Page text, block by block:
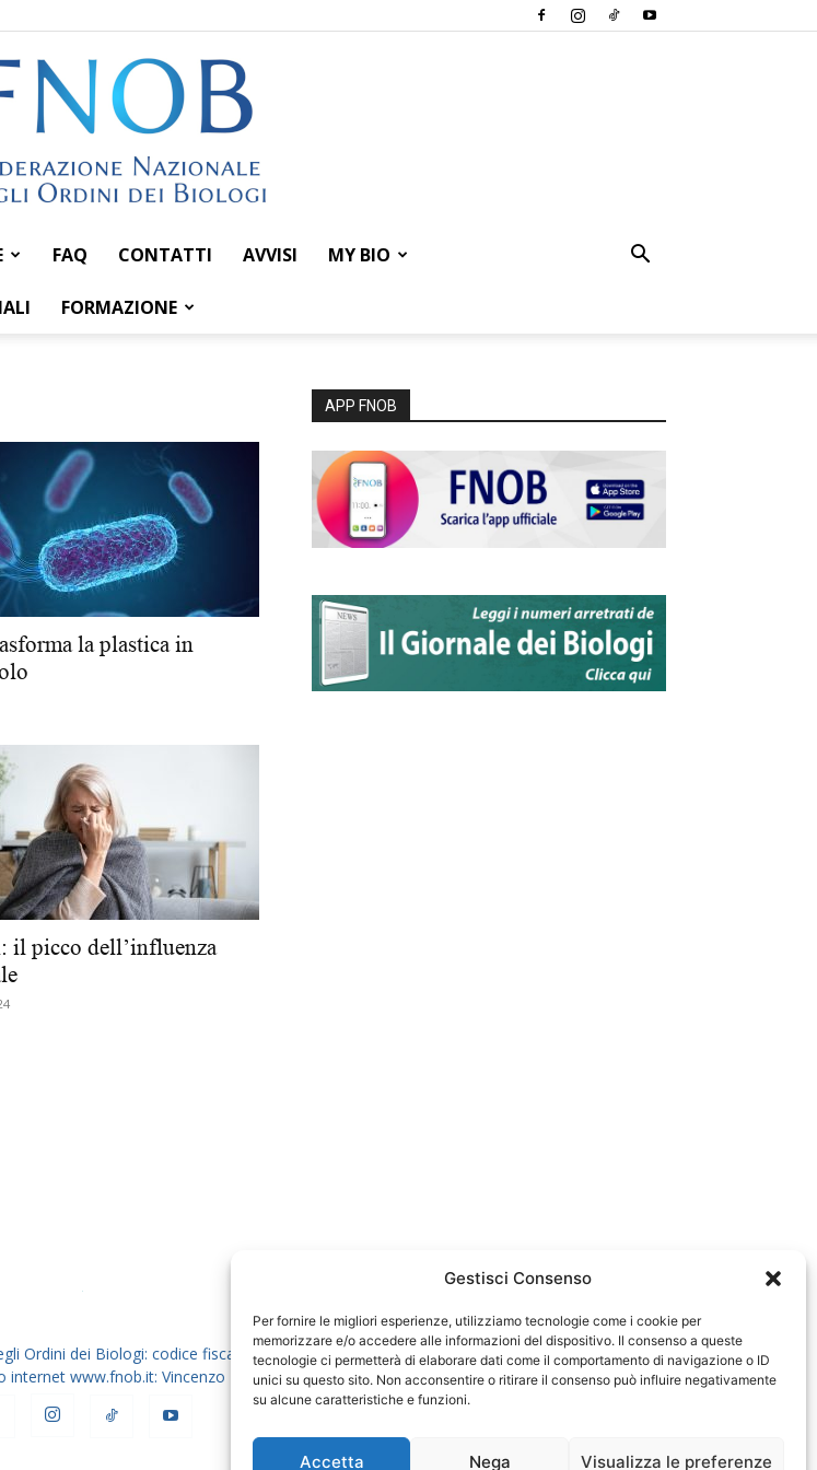
Gestisci Consenso
Per fornire le migliori esperienze, utilizziamo tecnologie come i cookie per
memorizzare e/o accedere alle informazioni del dispositivo. Il consenso a queste
tecnologie ci permetterà di elaborare dati come il comportamento di navigazione o ID
unici su questo sito. Non acconsentire o ritirare il consenso può influire negativamente
su alcune caratteristiche e funzioni.
Accetta Nega Visualizza le preferenze
Federazione
Nazionale
degli
dei
FAQ CONTATTI AVVISI MY BIO
FORMAZIONE
la plastica in
il picco dell’influenza
APP FNOB
Ordini dei Biologi: codice fiscale 80069130583
internet www.fnob.it: Vincenzo D'Anna